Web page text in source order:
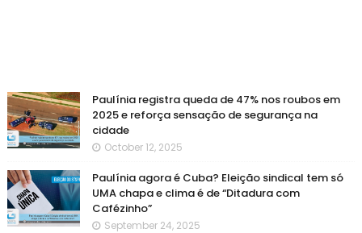
Paulínia registra queda de 47% nos roubos em
2025 e reforça sensação de segurança na
cidade
October 12, 2025
Paulínia agora é Cuba? Eleição sindical tem só
UMA chapa e clima é de “Ditadura com
Cafézinho”
September 24, 2025